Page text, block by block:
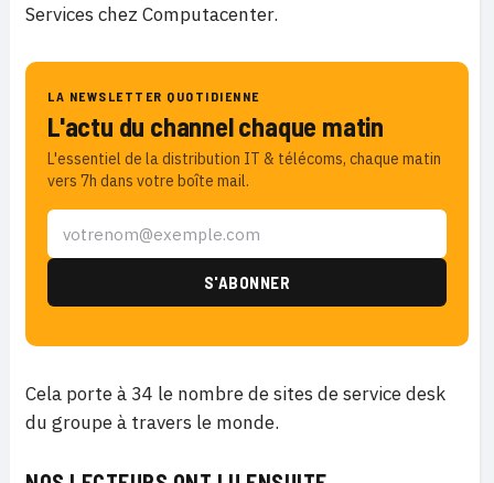
Services chez Computacenter.
LA NEWSLETTER QUOTIDIENNE
L'actu du channel chaque matin
L'essentiel de la distribution IT & télécoms, chaque matin
vers 7h dans votre boîte mail.
Cela porte à 34 le nombre de sites de service desk
du groupe à travers le monde.